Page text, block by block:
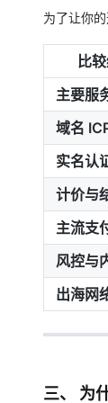
为了让你
比
主要服
域名
实名认
计价与
主流支
风控与
出海网
三、 为